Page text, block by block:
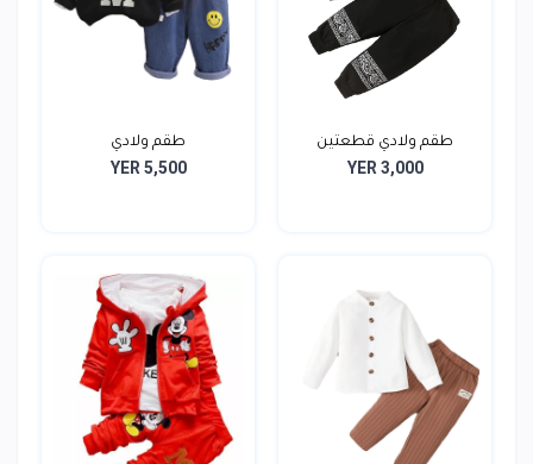
طقم ولادي قطعتين
YER 3,000
طقم ولادي
YER 5,500